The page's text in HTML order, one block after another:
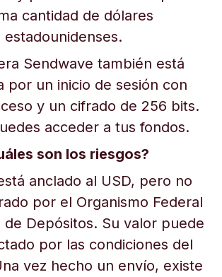
cantidad de dólares
estadounidenses.
Sendwave también está
por un inicio de sesión con
y un cifrado de 256 bits.
acceder a tus fondos.
son los riesgos?
anclado al USD, pero no
por el Organismo Federal
de Depósitos. Su valor puede
por las condiciones del
vez hecho un envío, existe